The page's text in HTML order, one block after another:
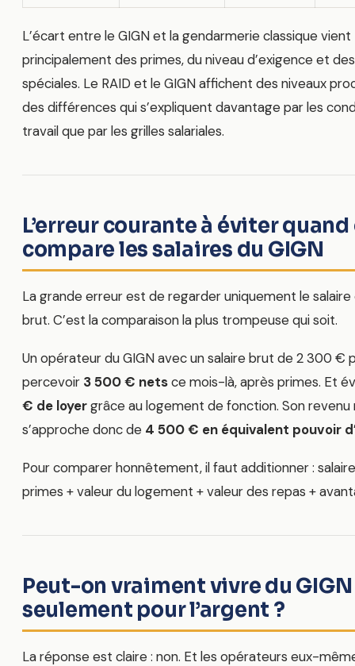
L’écart entre le GIGN et la gendarmerie classique vient
principalement des primes, du niveau d’exigence et
spéciales. Le RAID et le GIGN affichent des niveaux
des différences qui s’expliquent davantage par les
travail que par les grilles salariales.
L’erreur courante à éviter quand
compare les salaires du GIGN
La grande erreur est de regarder uniquement le salaire
brut. C’est la comparaison la plus trompeuse qui soit.
Un opérateur du GIGN avec un salaire brut de 2 300 €
percevoir 3 500 € netsce mois-là, après primes. Et
€ de loyergrâce au logement de fonction. Son revenu
s’approche donc de 4 500 € en équivalent pouvoir
Pour comparer honnêtement, il faut additionner :
primes + valeur du logement + valeur des repas +
Peut-on vraiment vivre du GIGN
seulement pour l’argent ?
La réponse est claire : non. Et les opérateurs eux-